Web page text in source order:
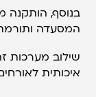
בנוסף, הותקנה
המסעדה
שילוב מערכות
איכותית